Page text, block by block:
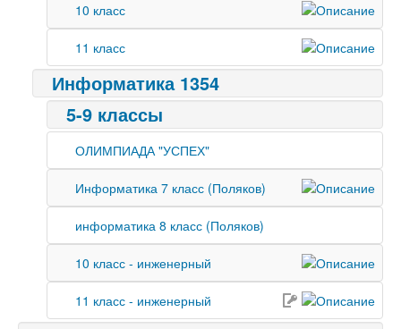
10 класс
11 класс
Информатика 1354
5-9 классы
ОЛИМПИАДА "УСПЕХ"
Информатика 7 класс (Поляков)
информатика 8 класс (Поляков)
10 класс - инженерный
11 класс - инженерный